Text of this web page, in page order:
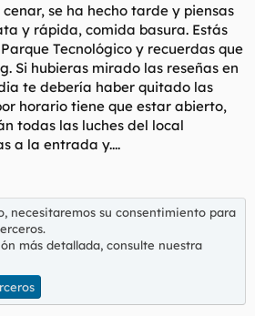
se ha hecho tarde y piensas
y rápida, comida basura. Estás
Tecnológico y recuerdas que
Si hubieras mirado las reseñas en
te debería haber quitado las
horario tiene que estar abierto,
todas las luches del local
a la entrada y....
necesitaremos su consentimiento para
más detallada, consulte nuestra